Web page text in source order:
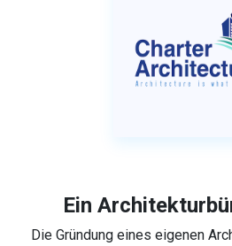
Ein
Die Gründung eines eigenen